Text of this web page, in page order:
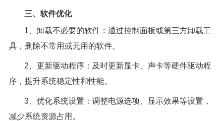
三、软件优化
1、卸载不必要的软件：通过控制面板或第三方卸载工
具，删除不常用或无用的软件。
2、更新驱动程序：及时更新显卡、声卡等硬件驱动程
序，提升系统稳定性和性能。
3、优化系统设置：调整电源选项、显示效果等设置，
减少系统资源占用。